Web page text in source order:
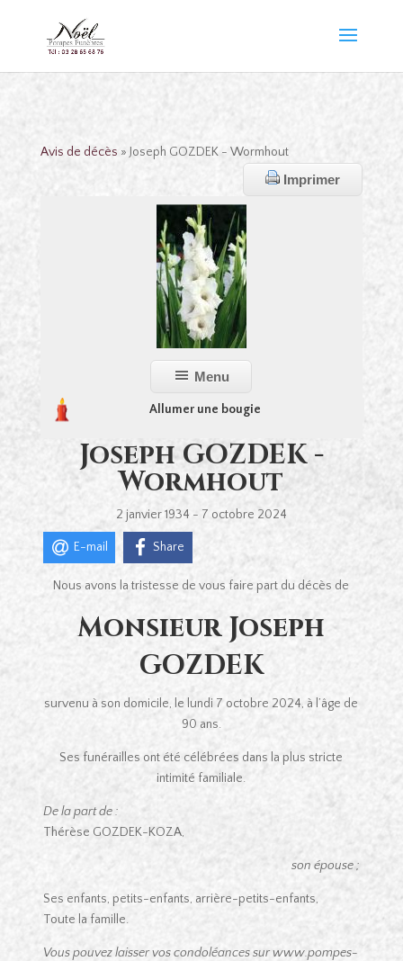
Avis de décès » Joseph GOZDEK - Wormhout
Imprimer
Menu
Allumer une bougie
Joseph GOZDEK -
Wormhout
2 janvier 1934 - 7 octobre 2024
E-mail Share
Nous avons la tristesse de vous faire part du décès de
Monsieur Joseph
GOZDEK
survenu à son domicile, le lundi 7 octobre 2024, à l’âge de
90 ans.
Ses funérailles ont été célébrées dans la plus stricte
intimité familiale.
De la part de :
Thérèse GOZDEK-KOZA,
son épouse ;
Ses enfants, petits-enfants, arrière-petits-enfants,
Toute la famille.
Vous pouvez laisser vos condoléances sur www.pompes-